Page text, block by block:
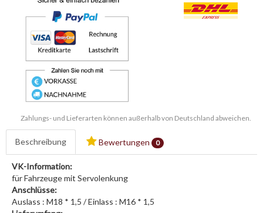
Zahlungs- und Lieferarten können außerhalb von Deutschland abweichen.
Beschreibung Bewertungen 0
VK-Information:
für Fahrzeuge mit Servolenkung
Anschlüsse:
Auslass : M18 * 1,5 / Einlass : M16 * 1,5